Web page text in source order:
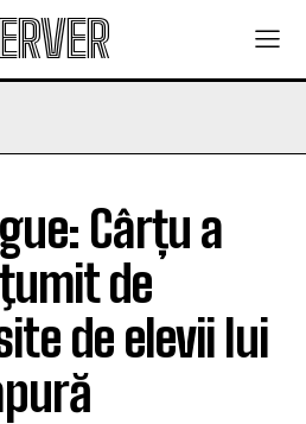
Cârțu a
de
de elevii lui